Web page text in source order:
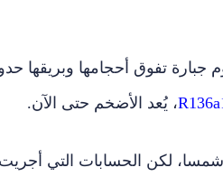
تفوق أحجامها وبريقها
، يُعد الأضخم حتى الآن.
النجم الذي أمكنت مشاهدته اليوم تناهز كتلته 265 شمسا،